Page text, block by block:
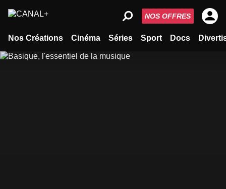
Nos Créations Cinéma Séries Sport Docs
NOS OFFRES